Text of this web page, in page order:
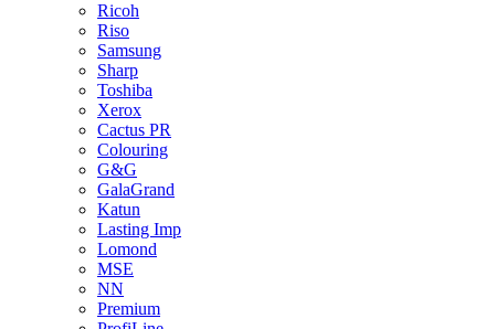
Ricoh
Riso
Samsung
Sharp
Toshiba
Xerox
Cactus PR
Colouring
G&G
GalaGrand
Katun
Lasting Imp
Lomond
MSE
NN
Premium